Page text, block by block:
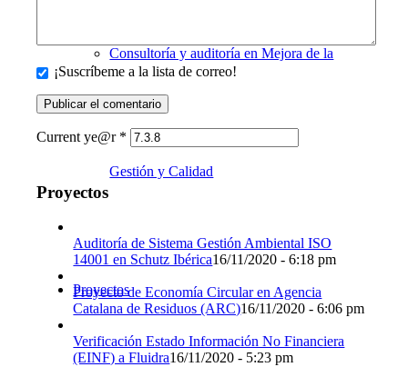
Consultoría y auditoría en Mejora de la
Gestión y Calidad
Proyectos
¡Suscríbeme a la lista de correo!
Current ye@r *
Proyectos
Auditoría de Sistema Gestión Ambiental ISO
14001 en Schutz Ibérica16/11/2020 - 6:18 pm
Proyecto de Economía Circular en Agencia
Catalana de Residuos (ARC)16/11/2020 - 6:06 pm
Verificación Estado Información No Financiera
(EINF) a Fluidra16/11/2020 - 5:23 pm